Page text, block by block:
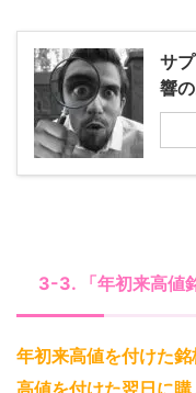
サ
響
3-3. 「年初来高値
年初来高値を付けた
高値を付けた翌日に